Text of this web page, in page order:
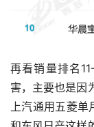
再看销量排名
害，主要也是因
上汽通用五菱单